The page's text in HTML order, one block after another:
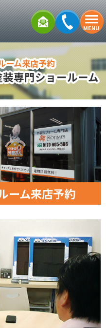
MENU
ーム来店予約
専門ショールーム
ーム来店予約